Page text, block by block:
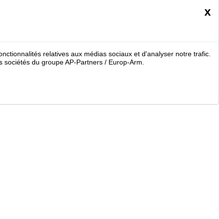
x
relatives aux médias sociaux et d'analyser notre trafic.
du groupe AP-Partners / Europ-Arm.